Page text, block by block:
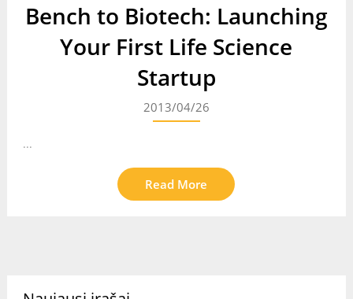
Bench to Biotech: Launching
Your First Life Science
Startup
2013/04/26
...
Read More